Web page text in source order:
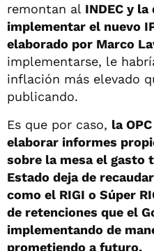
remontan al INDEC y
implementar el nuevo
elaborado por Marco
implementarse, le
inflación más elevado
publicando.
Es que por caso, la
elaborar informes
sobre la mesa el gasto
Estado deja de
como el RIGI o Súper
de retenciones que el
implementando de
prometiendo a futuro.